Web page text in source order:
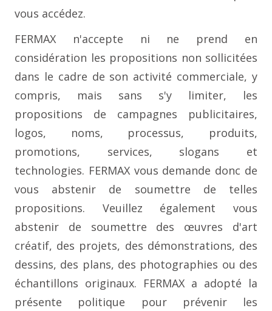
vous accédez.
FERMAX n'accepte ni ne prend en
considération les propositions non sollicitées
dans le cadre de son activité commerciale, y
compris, mais sans s'y limiter, les
propositions de campagnes publicitaires,
logos, noms, processus, produits,
promotions, services, slogans et
technologies. FERMAX vous demande donc de
vous abstenir de soumettre de telles
propositions. Veuillez également vous
abstenir de soumettre des œuvres d'art
créatif, des projets, des démonstrations, des
dessins, des plans, des photographies ou des
échantillons originaux. FERMAX a adopté la
présente politique pour prévenir les